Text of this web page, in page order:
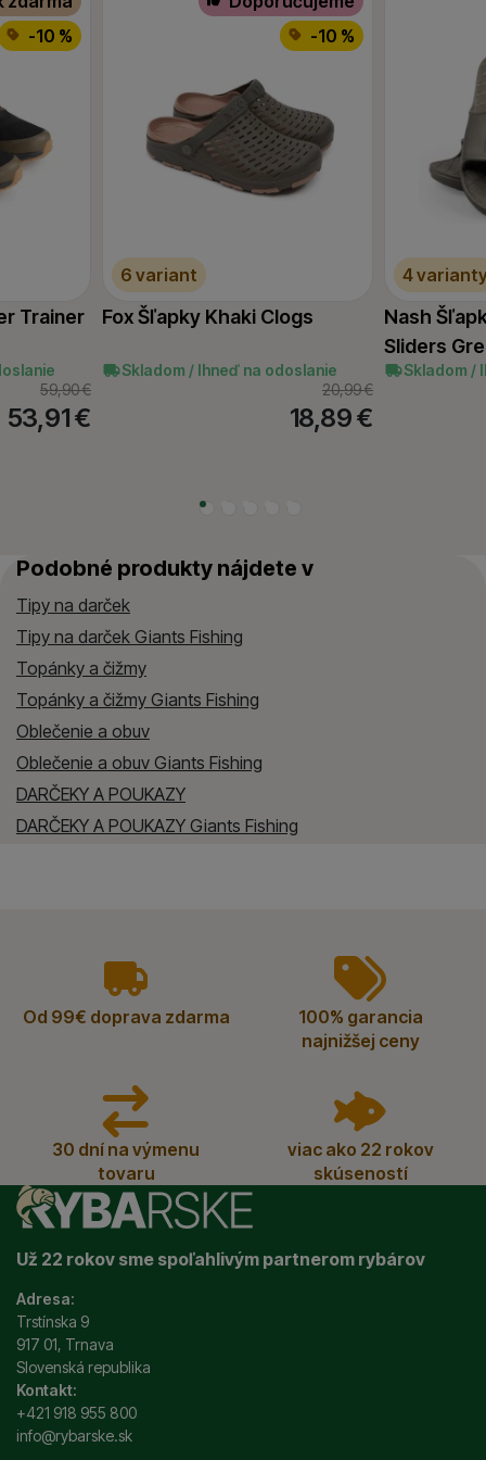
-10 %
6 variant
Fox Šľapky Khaki Clogs
Skladom / Ihneď na odoslanie
20,99€
18,89€
4
Nash
Sliders
Skladom /
-10 %
Trainer
59,90€
53,91€
Podobné produkty nájdete v
Tipy na darček
Tipy na darček Giants Fishing
Topánky a čižmy
Topánky a čižmy Giants Fishing
Oblečenie a obuv
Oblečenie a obuv Giants Fishing
DARČEKY A POUKAZY
DARČEKY A POUKAZY Giants Fishing
vyhody
Od 99€ doprava zdarma
100% garancia
najnižšej ceny
30 dní na výmenu
tovaru
viac ako 22 rokov
skúseností
Už 22 rokov sme spoľahlivým partnerom rybárov
Adresa:
Trstínska 9
917 01, Trnava
Slovenská republika
Kontakt:
+421 918 955 800
info@rybarske.sk